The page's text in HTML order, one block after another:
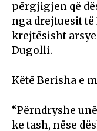
përgjigjen që
nga drejtuesit
krejtësisht
Dugolli.
Këtë Berisha e
“Përndryshe
ke tash, nëse